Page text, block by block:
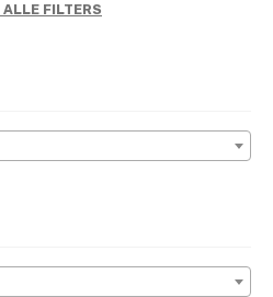
ALLE FILTERS